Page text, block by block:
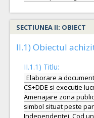
SECTIUNEA II: OBIECT
II.1) Obiectul
II.1.1) Titlu:
Elaborare a
CS+DDE si executie
Amenajare zona
simbol situat peste
Independentei, Cod